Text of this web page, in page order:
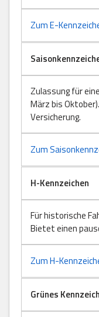
Zum E-
Zulassung für
März bis
Versicherung.
Zum
H-Kennzeichen
Für historische
Bietet einen
Zum H-
Grünes